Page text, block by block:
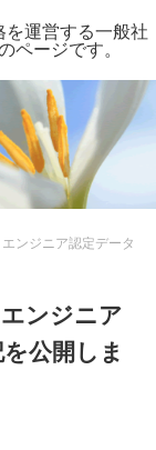
運営する一般社
ページです。
ンジニア認定データ
ンジニア
公開しま